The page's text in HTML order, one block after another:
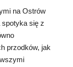
na Ostrów
się z
przodków, jak